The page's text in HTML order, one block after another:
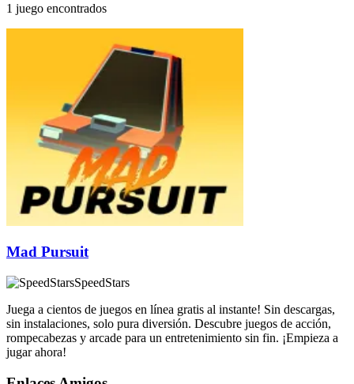
1 juego encontrados
Mad Pursuit
SpeedStars
Juega a cientos de juegos en línea gratis al instante! Sin descargas,
sin instalaciones, solo pura diversión. Descubre juegos de acción,
rompecabezas y arcade para un entretenimiento sin fin. ¡Empieza a
jugar ahora!